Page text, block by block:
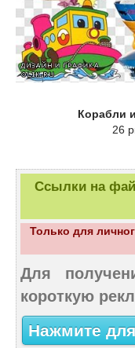
Корабли
26
Ссылки на
Только для
Для
короткую
Нажмите